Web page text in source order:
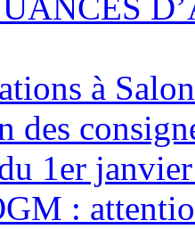
à
des
1er
: